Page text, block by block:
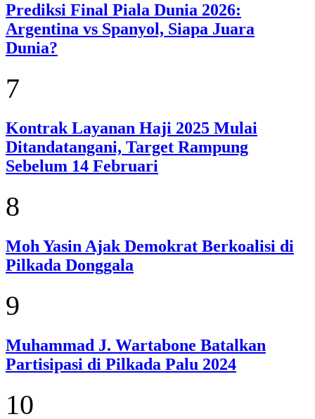
Prediksi Final Piala Dunia 2026:
Argentina vs Spanyol, Siapa Juara
Dunia?
7
Kontrak Layanan Haji 2025 Mulai
Ditandatangani, Target Rampung
Sebelum 14 Februari
8
Moh Yasin Ajak Demokrat Berkoalisi di
Pilkada Donggala
9
Muhammad J. Wartabone Batalkan
Partisipasi di Pilkada Palu 2024
10